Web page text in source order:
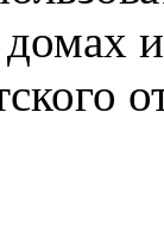
домах